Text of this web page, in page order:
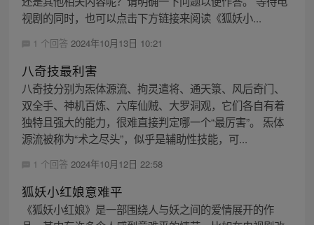
视剧的同时，也可以点击下方链接来阅读《狐妖小...
1 个回答 2024年10月13日 10:21
八奇技最利害
八奇技分别为炁体源流、拘灵遣将、通天箓、风后奇门、
双全手、神机百炼、六库仙贼、大罗洞观，它们各自有着
独特且强大的能力，很难直接判定哪一个“最厉害”。 炁体
源流被称为“术之尽头”，似乎是辅助性技能，可...
1 个回答 2024年10月12日 22:58
狐妖小红娘意难平
《狐妖小红娘》是一部围绕人与妖之间的爱情展开的作